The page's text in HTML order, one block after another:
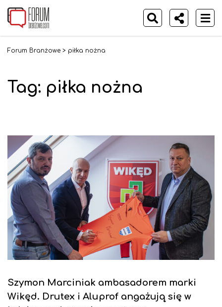
Forum Branżowe > piłka nożna
Tag: piłka nożna
Szymon Marciniak ambasadorem marki
Wikęd. Drutex i Aluprof angażują się w